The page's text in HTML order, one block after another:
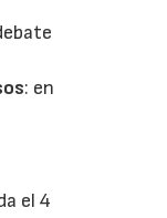
: en
el 4